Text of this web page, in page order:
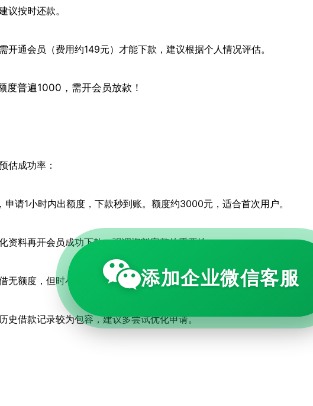
议按时还款。
开通会员（费用约149元）才能下款，建议根据个人情况评估。
估成功率：
申请1小时内出额度，下款秒到账。额度约3000元，适合首次用户。
资料再开会员成功下款。强调资料完整的重要性。
无额度，但时小融宽松审核通过，额度2000元。
史借款记录较为包容，建议多尝试优化申请。
添加企业微信客服